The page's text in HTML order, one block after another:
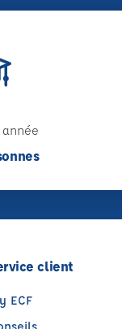
client
ECF